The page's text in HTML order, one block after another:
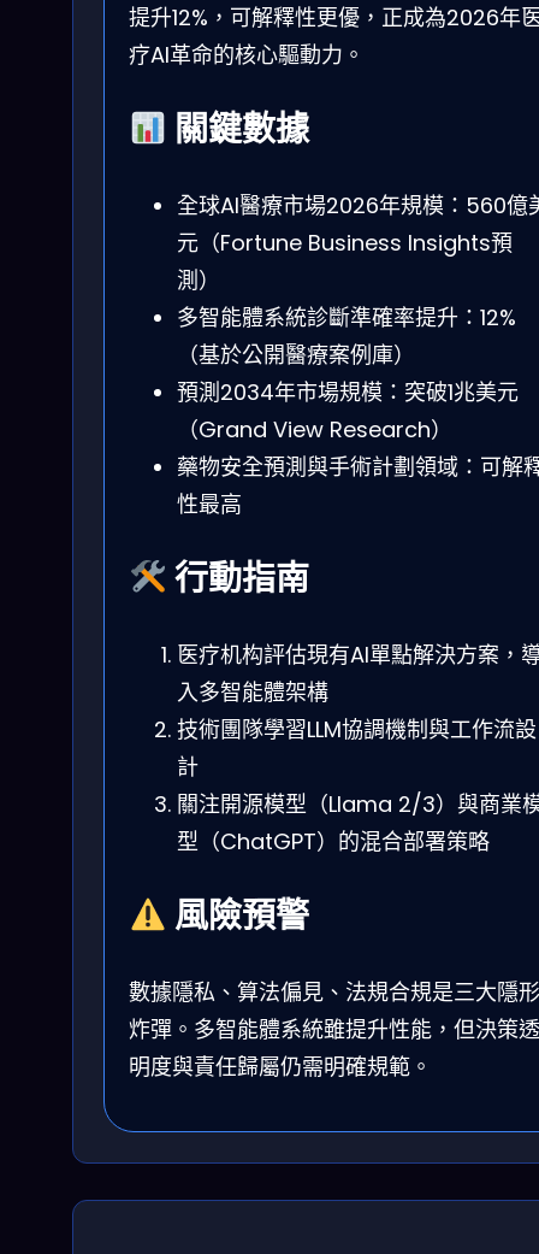
提升12%，可解釋性更優，正成為2026年
疗AI革命的核心驅動力。
關鍵數據
全球AI醫療市場2026年規模：560億
元（Fortune Business Insights預
測）
多智能體系統診斷準確率提升：12%
（基於公開醫療案例庫）
預測2034年市場規模：突破1兆美元
（Grand View Research）
藥物安全預測與手術計劃領域：可解
性最高
行動指南
医疗机构評估現有AI單點解決方案，
入多智能體架構
技術團隊學習LLM協調機制與工作流設
計
關注開源模型（Llama 2/3）與商業
型（ChatGPT）的混合部署策略
風險預警
數據隱私、算法偏見、法規合規是三大隱形
炸彈。多智能體系統雖提升性能，但決策透
明度與責任歸屬仍需明確規範。